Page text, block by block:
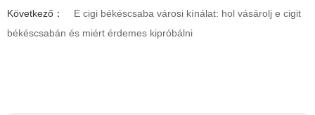
Következő：
E cigi békéscsaba városi kínálat: hol vásárolj e cigit
békéscsabán és miért érdemes kipróbálni